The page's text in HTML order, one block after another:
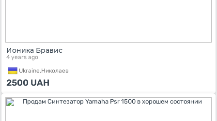
Ионика Бравис
4 years ago
Ukraine,Николаев
2500 UAH